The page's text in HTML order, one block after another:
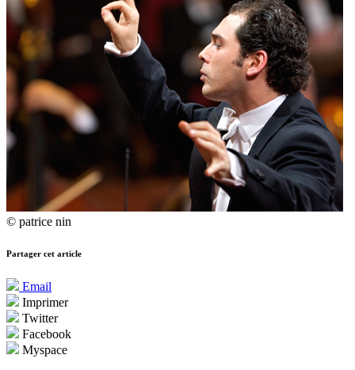
© patrice nin
Partager cet article
Email
Imprimer
Twitter
Facebook
Myspace